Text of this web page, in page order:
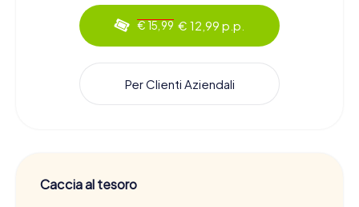
€ 15,99 € 12,99 p.p.
Per Clienti Aziendali
Caccia al tesoro